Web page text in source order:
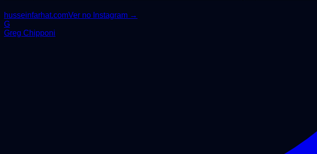
husseinfarhat.comVer no Instagram →
G
Greg Chipponi